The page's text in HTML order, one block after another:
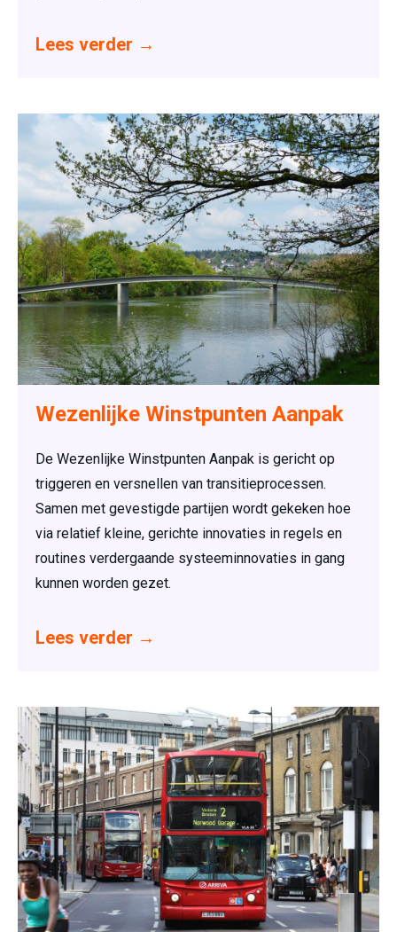
Lees verder →
Wezenlijke Winstpunten Aanpak
De Wezenlijke Winstpunten Aanpak is gericht op
triggeren en versnellen van transitieprocessen.
Samen met gevestigde partijen wordt gekeken hoe
via relatief kleine, gerichte innovaties in regels en
routines verdergaande systeeminnovaties in gang
kunnen worden gezet.
Lees verder →